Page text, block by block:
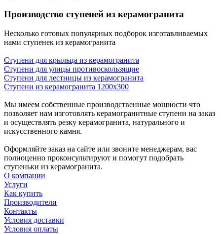
Производство ступеней из керамогранита
Несколько готовых популярных подборок изготавливаемых
нами ступенек из керамогранита
Ступени для крыльца из керамогранита
Ступени для улицы противоскользящие
Ступени для лестницы из керамогранита
Ступени из керамогранита 1200х300
Мы имеем собственные производственные мощности что
позволяет нам изготовлять керамогранитные ступени на заказ
и осуществлять резку керамогранита, натурального и
искусственного камня.
Оформляйте заказ на сайте или звоните менеджерам, вас
полноценно проконсультируют и помогут подобрать
ступеньки из керамогранита.
О компании
Услуги
Как купить
Производители
Контакты
Условия доставки
Условия оплаты